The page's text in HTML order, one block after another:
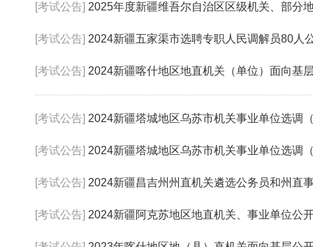
[考试公告] 2025年度新疆维吾尔自治区区级机关、部分地（州
[考试公告] 2024新疆五家渠市选聘专职人民调解员80人
[考试公告] 2024新疆喀什地区地直机关（单位）面向基层遴选
[考试公告] 2024新疆塔城地区乌苏市机关事业单位选调
[考试公告] 2024新疆塔城地区乌苏市机关事业单位选调
[考试公告] 2024新疆昌吉州州直机关遴选公务员和州直事业单
[考试公告] 2024新疆阿克苏地区地直机关、事业单位公开遴选公